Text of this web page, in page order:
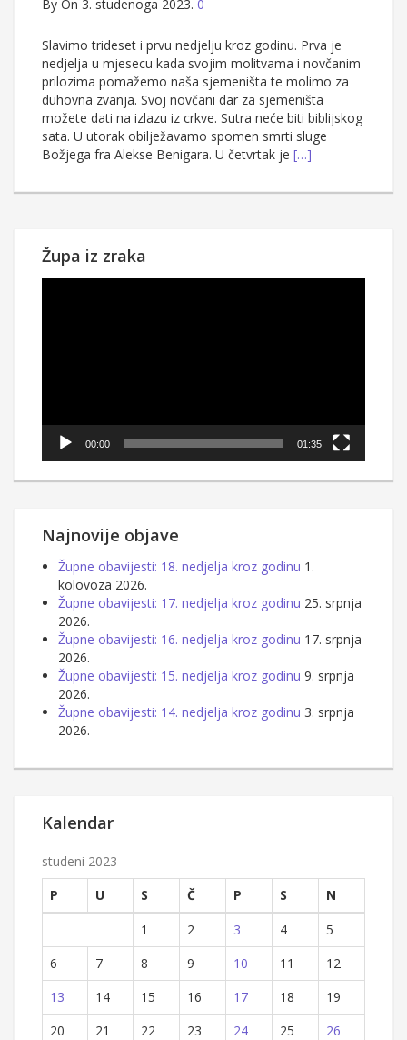
By On 3. studenoga 2023. 0
Slavimo trideset i prvu nedjelju kroz godinu. Prva je
nedjelja u mjesecu kada svojim molitvama i novčanim
prilozima pomažemo naša sjemeništa te molimo za
duhovna zvanja. Svoj novčani dar za sjemeništa
možete dati na izlazu iz crkve. Sutra neće biti biblijskog
sata. U utorak obilježavamo spomen smrti sluge
Božjega fra Alekse Benigara. U četvrtak je […]
Župa iz zraka
00:00 01:35
Najnovije objave
Župne obavijesti: 18. nedjelja kroz godinu 1.
kolovoza 2026.
Župne obavijesti: 17. nedjelja kroz godinu 25. srpnja
2026.
Župne obavijesti: 16. nedjelja kroz godinu 17. srpnja
2026.
Župne obavijesti: 15. nedjelja kroz godinu 9. srpnja
2026.
Župne obavijesti: 14. nedjelja kroz godinu 3. srpnja
2026.
Kalendar
studeni 2023
P
U S Č P S
N
1
2 3 4
5
6
7 8 9 10 11
12
13
14 15 16 17 18
19
20
21 22 23 24 25
26